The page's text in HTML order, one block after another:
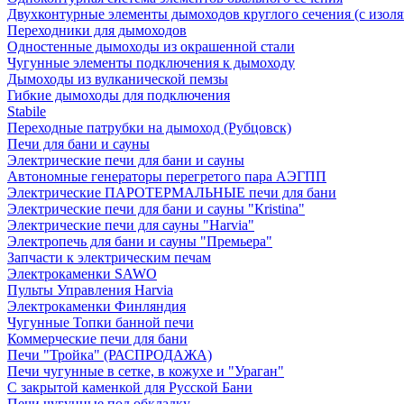
Двухконтурные элементы дымоходов круглого сечения (с
Переходники для дымоходов
Одностенные дымоходы из окрашенной стали
Чугунные элементы подключения к дымоходу
Дымоходы из вулканической пемзы
Гибкие дымоходы для подключения
Stabile
Переходные патрубки на дымоход (Рубцовск)
Печи для бани и сауны
Электрические печи для бани и сауны
Автономные генераторы перегретого пара АЭГПП
Электрические ПАРОТЕРМАЛЬНЫЕ печи для бани
Электрические печи для бани и сауны "Кristina"
Электрические печи для сауны "Harvia"
Электропечь для бани и сауны "Премьера"
Запчасти к электрическим печам
Электрокаменки SAWO
Пульты Управления Harvia
Электрокаменки Финляндия
Чугунные Топки банной печи
Коммерческие печи для бани
Печи "Тройка" (РАСПРОДАЖА)
Печи чугунные в сетке, в кожухе и "Ураган"
С закрытой каменкой для Русской Бани